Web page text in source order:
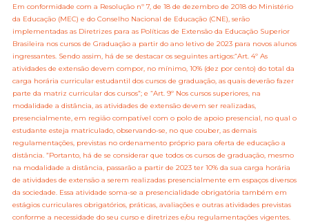
Em conformidade com a Resolução nº 7, de 18 de dezembro de 2018 do Ministério
da Educação (MEC) e do Conselho Nacional de Educação (CNE), serão
implementadas as Diretrizes para as Políticas de Extensão da Educação Superior
Brasileira nos cursos de Graduação a partir do ano letivo de 2023 para novos alunos
ingressantes. Sendo assim, há de se destacar os seguintes artigos:“Art. 4º As
atividades de extensão devem compor, no mínimo, 10% (dez por cento) do total da
carga horária curricular estudantil dos cursos de graduação, as quais deverão fazer
parte da matriz curricular dos cursos”; e “Art. 9º Nos cursos superiores, na
modalidade a distância, as atividades de extensão devem ser realizadas,
presencialmente, em região compatível com o polo de apoio presencial, no qual o
estudante esteja matriculado, observando-se, no que couber, as demais
regulamentações, previstas no ordenamento próprio para oferta de educação a
distância. ”Portanto, há de se considerar que todos os cursos de graduação, mesmo
na modalidade a distância, passarão a partir de 2023 ter 10% da sua carga horária
de atividades de extensão a serem realizadas presencialmente em espaços diversos
da sociedade. Essa atividade soma-se a presencialidade obrigatória também em
estágios curriculares obrigatórios, práticas, avaliações e outras atividades previstas
conforme a necessidade do seu curso e diretrizes e/ou regulamentações vigentes.